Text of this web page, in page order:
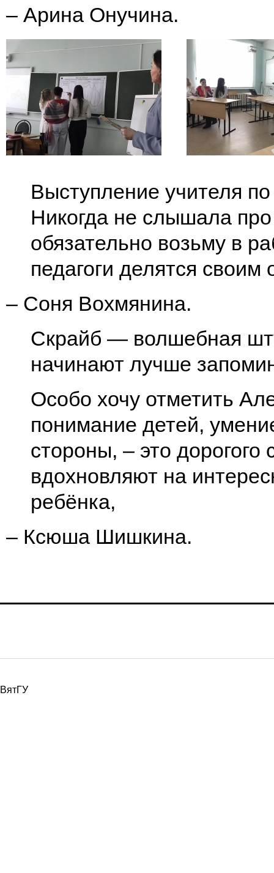
– Арина Онучина.
Выступление учителя
Никогда не слышала
обязательно возьму в
педагоги делятся
– Соня Вохмянина.
Скрайб — волшебная
начинают лучше
Особо хочу отметить
понимание детей,
стороны, – это дорогого
вдохновляют на
ребёнка,
– Ксюша Шишкина.
ВятГУ